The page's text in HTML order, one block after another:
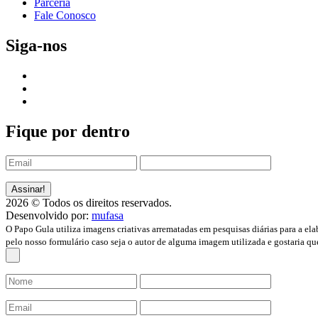
Parceria
Fale Conosco
Siga-nos
Fique por dentro
2026 © Todos os direitos reservados.
Desenvolvido por: mufasa
O Papo Gula utiliza imagens criativas arrematadas em pesquisas diárias para a
pelo nosso formulário caso seja o autor de alguma imagem utilizada e gostaria